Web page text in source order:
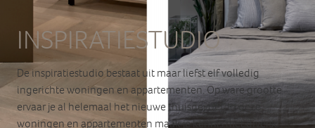
INSPIRATIESTUDIO
De inspiratiestudio bestaat uit maar liefst elf volledig
ingerichte woningen en appartementen. Op ware grootte
ervaar je al helemaal het nieuwe thuisgevoel. In deze
woningen en appartementen maak je kennis met diverse